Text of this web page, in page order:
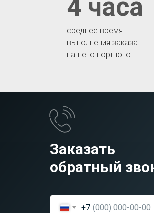
среднее время
выполнения заказа
нашего портного
4 часа
Заказать
обратный
+7